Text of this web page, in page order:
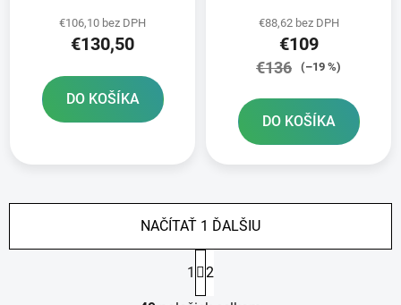
s rýchloupínacím
systémom pre uzávery
€106,10 bez DPH
€130,50
DO KOŠÍKA
rýchloupínacím
systémom pre uzávery
nádrže objem 4 l
€88,62 bez DPH
€109
€136 (–19 %)
DO KOŠÍKA
O
NAČÍTAŤ 1 ĎALŠIU
S
t
r
1 2